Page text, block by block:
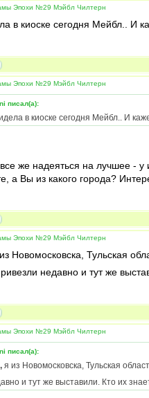
Эпохи №29 Мэйбл Чилтерн
в киоске сегодня Мейбл.. И
Эпохи №29 Мэйбл Чилтерн
писал(а):
в киоске сегодня Мейбл.. И
же надеяться на лучшее - у
а Вы из какого города?
Эпохи №29 Мэйбл Чилтерн
Новомосковска, Тульская
недавно и тут же
Эпохи №29 Мэйбл Чилтерн
писал(а):
я из Новомосковска, Тульская
и тут же выставили. Кто их